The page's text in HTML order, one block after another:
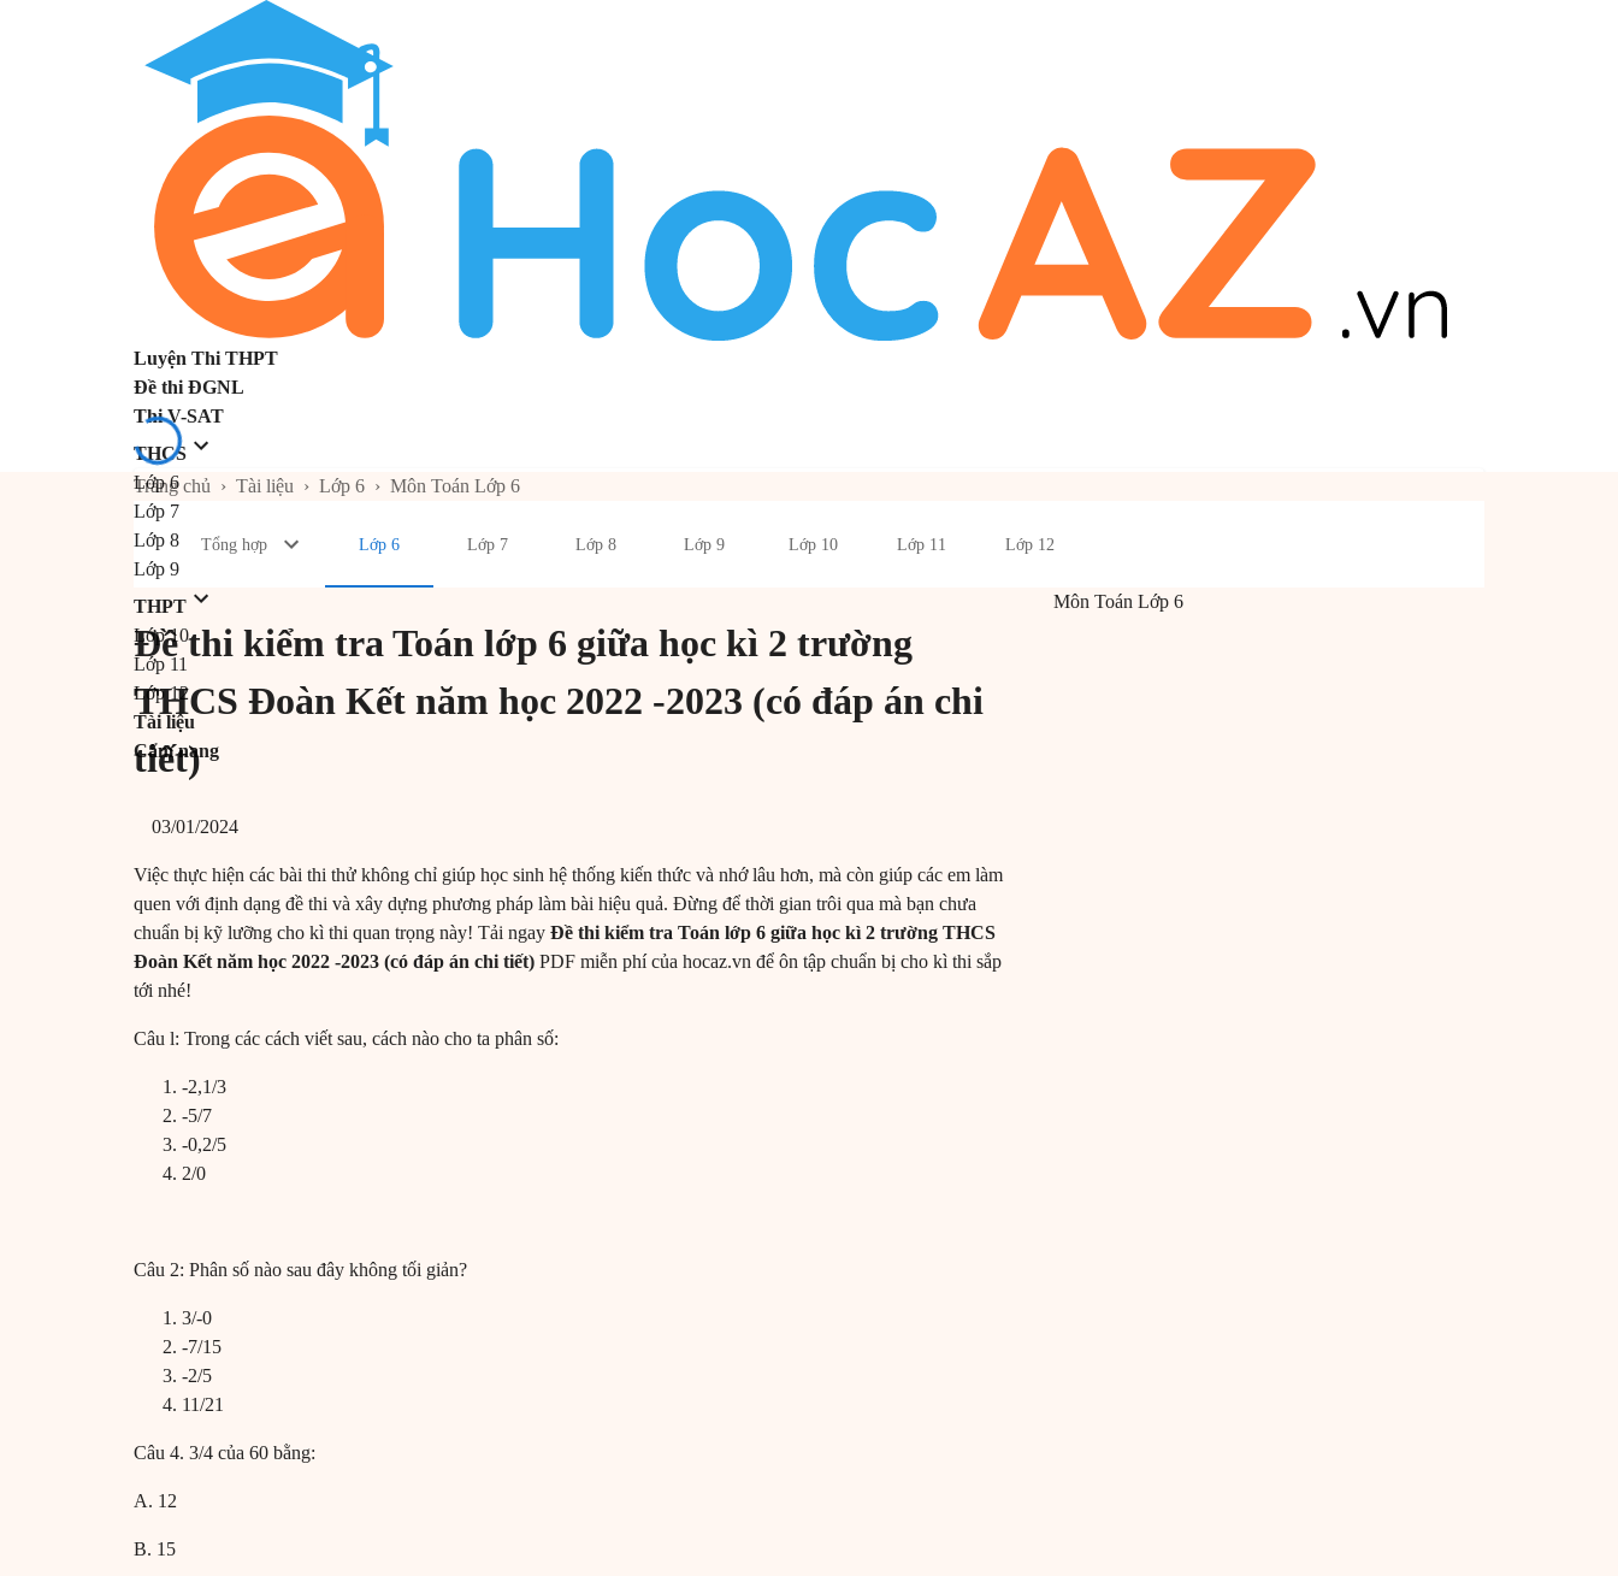
Luyện Thi THPT
Đề thi ĐGNL
Thi V-SAT
THCS
Lớp 6
Lớp 7
Lớp 8
Lớp 9
THPT
Lớp 10
Lớp 11
Lớp 12
Tài liệu
Cẩm nang
Trang chủ › Tài liệu › Lớp 6 › Môn Toán Lớp 6
Tổng hợp Lớp 6 Lớp 7 Lớp 8 Lớp 9 Lớp 10 Lớp 11 Lớp 12
Đề thi kiểm tra Toán lớp 6 giữa học kì 2 trường
THCS Đoàn Kết năm học 2022 -2023 (có đáp án chi
tiết)
03/01/2024
Việc thực hiện các bài thi thử không chỉ giúp học sinh hệ thống kiến thức và nhớ lâu hơn, mà còn giúp các em làm
quen với định dạng đề thi và xây dựng phương pháp làm bài hiệu quả. Đừng để thời gian trôi qua mà bạn chưa
chuẩn bị kỹ lưỡng cho kì thi quan trọng này! Tải ngay Đề thi kiểm tra Toán lớp 6 giữa học kì 2 trường THCS
Đoàn Kết năm học 2022 -2023 (có đáp án chi tiết) PDF miễn phí của hocaz.vn để ôn tập chuẩn bị cho kì thi sắp
tới nhé!
Câu l: Trong các cách viết sau, cách nào cho ta phân số:
-2,1/3
-5/7
-0,2/5
2/0
Câu 2: Phân số nào sau đây không tối giản?
3/-0
-7/15
-2/5
11/21
Câu 4. 3/4 của 60 bằng:
A. 12
B. 15
Môn Toán Lớp 6